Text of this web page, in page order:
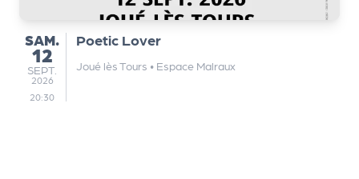
SAMEDI
SAM.
12
SEPTEMBRE
SEPT.
2026
20:30
Poetic Lover
Joué lès Tours • Espace Malraux
e
r